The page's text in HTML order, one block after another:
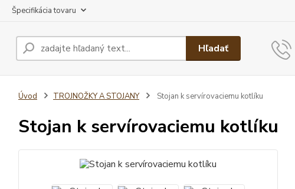
Špecifikácia tovaru
Hľadať
Úvod TROJNOŽKY A STOJANY Stojan k servírovaciemu kotlíku
Stojan k servírovaciemu kotlíku